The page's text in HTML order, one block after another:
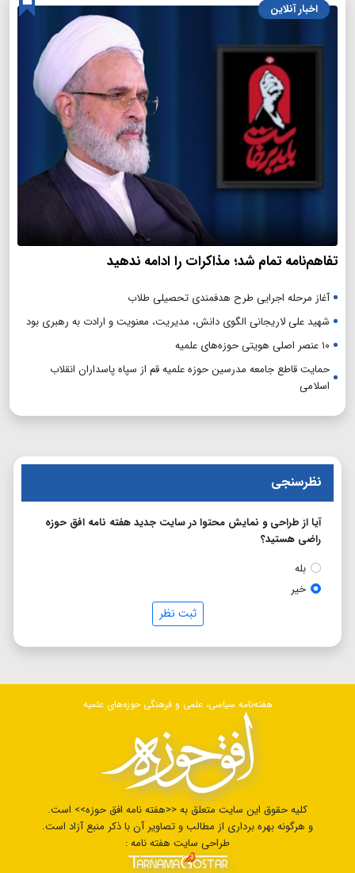
اخبار آنلاین
تفاهم‌نامه تمام شد؛ مذاکرات را ادامه ندهید
آغاز مرحله اجرایی طرح هدفمندی تحصیلی طلاب
شهید علی لاریجانی الگوی دانش، مدیریت، معنویت و ارادت به رهبری بود
۱۰ عنصر اصلی هویتی حوزه‌های علمیه
حمایت قاطع جامعه مدرسین حوزه علمیه قم از سپاه پاسداران انقلاب
اسلامی
نظرسنجی
آیا از طراحی و نمایش محتوا در سایت جدید هفته نامه افق حوزه
راضی هستید؟
بله
خیر
ثبت نظر
هفته‌نامه سیاسی، علمی و فرهنگی حوزه‌های علمیه
کلیه حقوق این سایت متعلق به <<هفته نامه افق حوزه>> است.
و هرگونه بهره برداری از مطالب و تصاویر آن با ذکر منبع آزاد است.
طراحی سایت هفته نامه :